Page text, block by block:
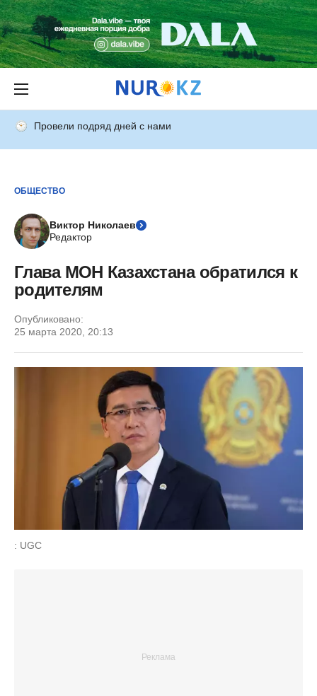
Провели подряд дней с нами
ОБЩЕСТВО
Виктор Николаев
Редактор
Глава МОН Казахстана обратился к
родителям
Опубликовано:
25 марта 2020, 20:13
: UGC